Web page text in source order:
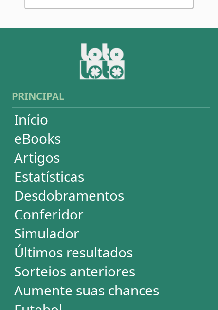
Desdobramentos
Conferidor
Simulador
Últimos resultados
Sorteios anteriores
Aumente suas chances
Futebol
Login / Cadastro
Carrinho
SORTEIOS
Mega-Sena
Lotofácil